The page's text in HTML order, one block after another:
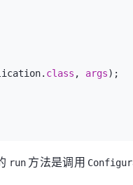
class , args);
run 方法是调用